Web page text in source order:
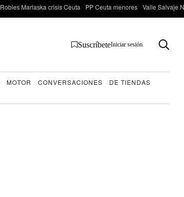
Robles Marlaska crisis Ceuta PP Ceuta menores Valle Salvaje
SuscríbeteIniciar sesión
MOTOR CONVERSACIONES
DE TIENDAS